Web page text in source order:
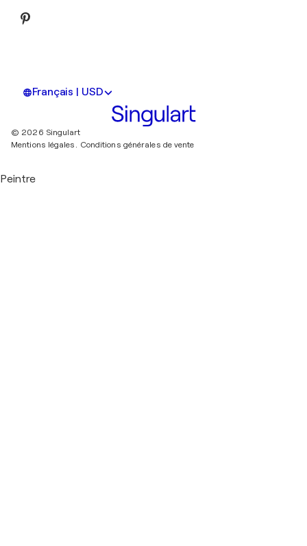
Français | USD
© 2026 Singulart
Mentions légales. Conditions générales de vente
Peintre